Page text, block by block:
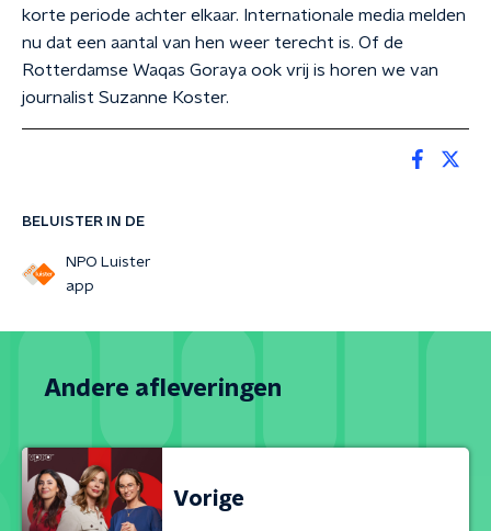
BELUISTER IN DE
NPO Luister
app
korte periode achter elkaar. Internationale media melden
nu dat een aantal van hen weer terecht is. Of de
Rotterdamse Waqas Goraya ook vrij is horen we van
journalist Suzanne Koster.
Andere afleveringen
Vorige